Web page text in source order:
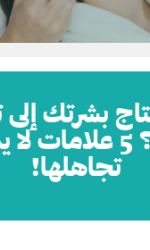
بشرتك
عميق؟ 5 علامات
تجاهلها!